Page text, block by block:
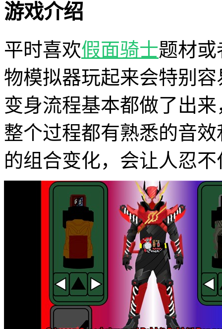
游戏介绍
平时喜欢假面骑士题材
物模拟器玩起来会特别
变身流程基本都做了出
整个过程都有熟悉的音
的组合变化，会让人忍